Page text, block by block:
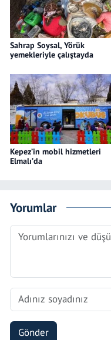
Sahrap Soysal, Yörük
yemekleriyle çalıştayda
Kepez’in mobil hizmetleri
Elmalı’da
Yorumlar
Gönder